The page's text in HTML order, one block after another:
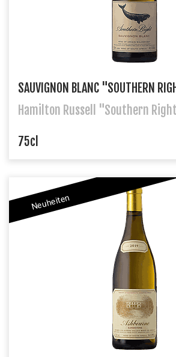
SAUVIGNON BLANC "SOUTHERN
Hamilton Russell "Southern
IN DEN
75cl
Neuheiten